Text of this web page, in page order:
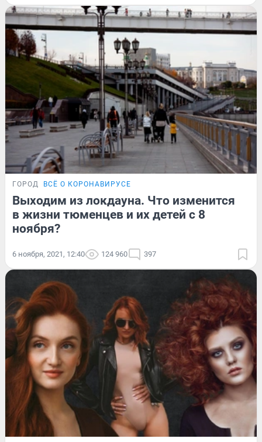
ГОРОД ВСЁ О КОРОНАВИРУСЕ
Выходим из локдауна. Что изменится
в жизни тюменцев и их детей с 8
ноября?
6 ноября, 2021, 12:40 124 960 397